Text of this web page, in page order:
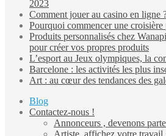
2023
Comment jouer au casino en ligne
Pourquoi commencer une croisière
Produits personnalisés chez
pour créer vos propres produits
L’esport au Jeux olympiques, la
Barcelone : les activités les plus
Art : au cœur des tendances des
Blog
Contactez-nous !
Annonceurs , devenons
Artiste, affichez votre travail